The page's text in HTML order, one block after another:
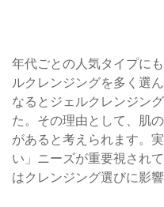
年代ごとの人気タイプに
ルクレンジングを多く選
なるとジェルクレンジン
た。その理由として、肌
があると考えられます。
い」ニーズが重要視され
はクレンジング選びに影